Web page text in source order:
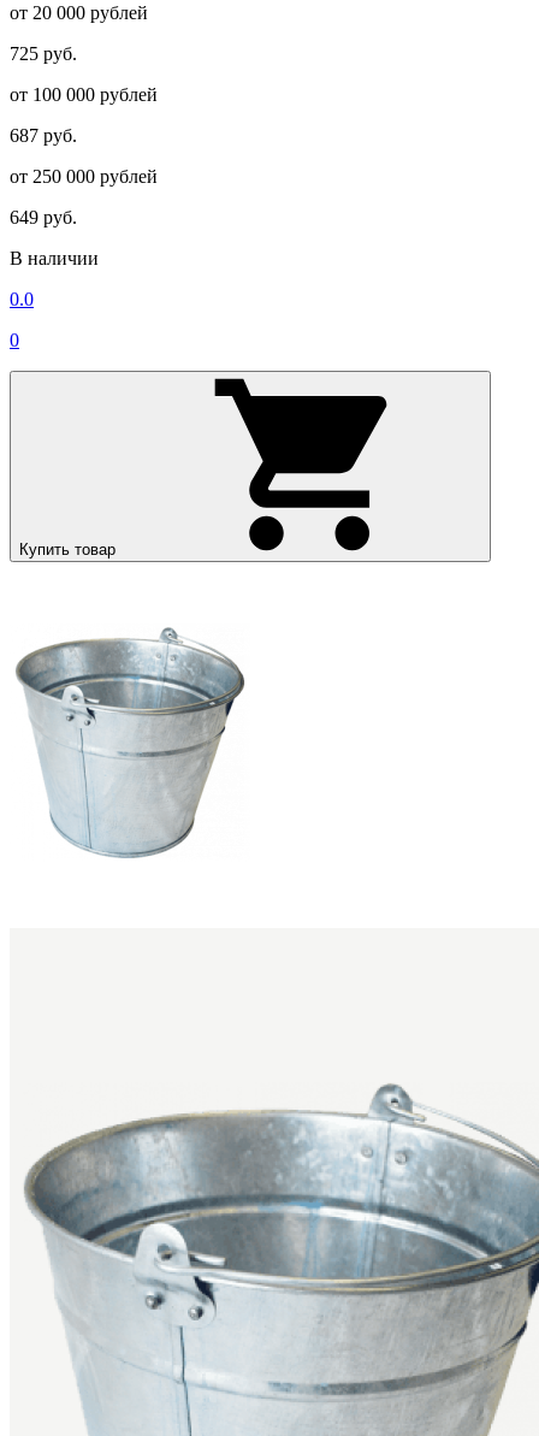
от 20 000 рублей
725 руб.
от 100 000 рублей
687 руб.
от 250 000 рублей
649 руб.
В наличии
0.0
0
Купить товар